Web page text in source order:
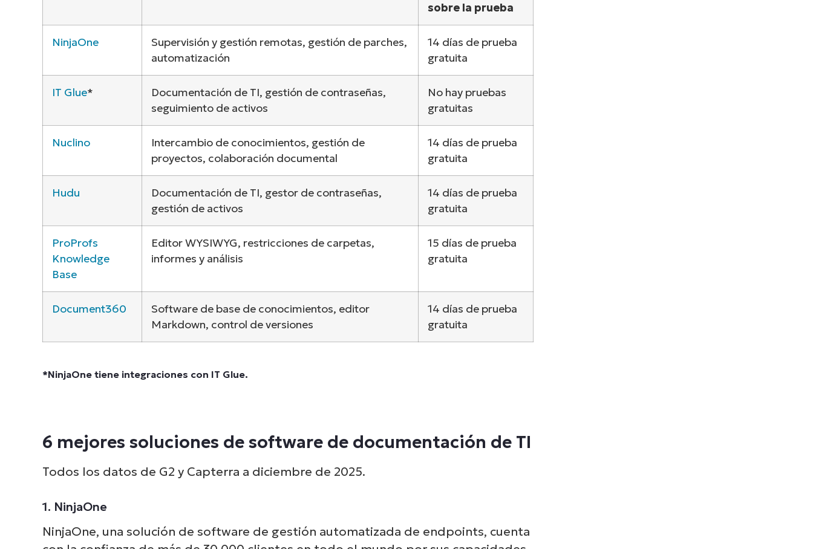
sobre la prueba
NinjaOne
Supervisión y gestión remotas, gestión de parches,
automatización
14 días de prueba
gratuita
IT Glue*
Documentación de TI, gestión de contraseñas,
seguimiento de activos
No hay pruebas
gratuitas
Nuclino
Intercambio de conocimientos, gestión de
proyectos, colaboración documental
14 días de prueba
gratuita
Hudu
Documentación de TI, gestor de contraseñas,
gestión de activos
14 días de prueba
gratuita
ProProfs
Knowledge
Base
Editor WYSIWYG, restricciones de carpetas,
informes y análisis
15 días de prueba
gratuita
Document360
Software de base de conocimientos, editor
Markdown, control de versiones
14 días de prueba
gratuita
*NinjaOnetiene integraciones con IT Glue.
6 mejores soluciones de software de documentación de TI
Todos los datos de G2 y Capterra a diciembre de 2025.
1. NinjaOne
NinjaOne, una solución de software de gestión automatizada de endpoints, cuenta